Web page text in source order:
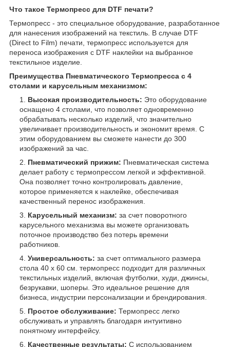
Что такое Термопресс для DTF печати?
Термопресс - это специальное оборудование, разработанное
для нанесения изображений на текстиль. В случае DTF
(Direct to Film) печати, термопресс используется для
переноса изображения с DTF наклейки на выбранное
текстильное изделие.
Преимущества Пневматического Термопресса с 4
столами и карусельным механизмом:
Высокая производительность: Это оборудование
оснащено 4 столами, что позволяет одновременно
обрабатывать несколько изделий, что значительно
увеличивает производительность и экономит время. С
этим оборудованием вы сможете нанести до 300
изображений за час.
Пневматический прижим: Пневматическая система
делает работу с термопрессом легкой и эффективной.
Она позволяет точно контролировать давление,
которое применяется к наклейке, обеспечивая
качественный перенос изображения.
Карусельный механизм: за счет поворотного
карусельного механизма вы можете организовать
поточное производство без потерь времени
работников.
Универсальность: за счет оптимального размера
стола 40 х 60 см. термопресс подходит для различных
текстильных изделий, включая футболки, худи, джинсы,
безрукавки, шоперы. Это идеальное решение для
бизнеса, индустрии персонализации и брендирования.
Простое обслуживание: Термопресс легко
обслуживать и управлять благодаря интуитивно
понятному интерфейсу.
Качественные результаты: С использованием